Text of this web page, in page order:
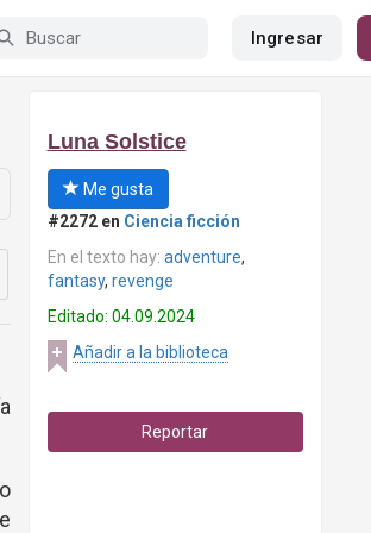
Ingresar
Luna Solstice
Me gusta
#2272 en Ciencia ficción
En el texto hay: adventure,
fantasy, revenge
Editado: 04.09.2024
Añadir a la biblioteca
Reportar